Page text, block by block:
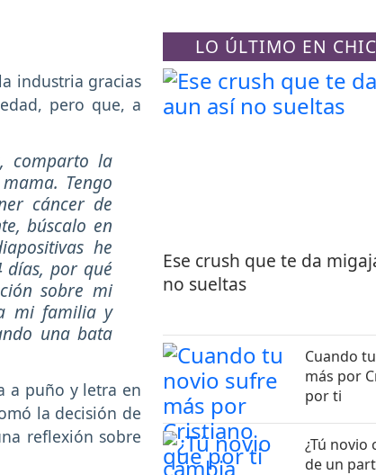
industria gracias
pero que, a
comparto la
Tengo
cáncer de
búscalo en
he
días, por qué
sobre mi
mi familia y
una bata
a puño y letra en
la decisión de
reflexión sobre
LO ÚLTIMO EN
Ese crush que te da
no sueltas
Cuando
más por
por ti
¿Tú novio
de un